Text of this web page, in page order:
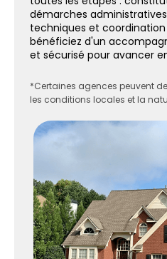
démarches
techniques et coordination
bénéficiez d'un
et sécurisé pour avancer
*Certaines agences peuvent
les conditions locales et la